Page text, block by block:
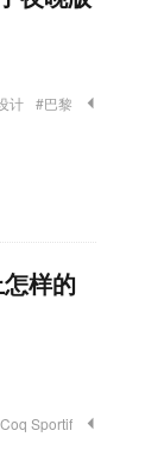
计 #巴黎
样的
Sportif